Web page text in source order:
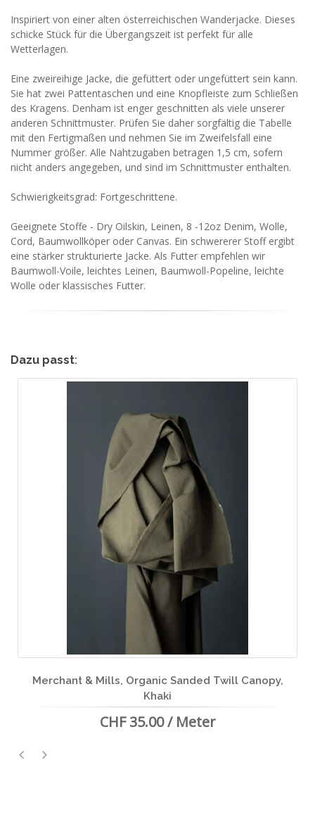
Inspiriert von einer alten österreichischen Wanderjacke. Dieses
schicke Stück für die Übergangszeit ist perfekt für alle
Wetterlagen.
Eine zweireihige Jacke, die gefüttert oder ungefüttert sein kann.
Sie hat zwei Pattentaschen und eine Knopfleiste zum Schließen
des Kragens. Denham ist enger geschnitten als viele unserer
anderen Schnittmuster. Prüfen Sie daher sorgfältig die Tabelle
mit den Fertigmaßen und nehmen Sie im Zweifelsfall eine
Nummer größer. Alle Nahtzugaben betragen 1,5 cm, sofern
nicht anders angegeben, und sind im Schnittmuster enthalten.
Schwierigkeitsgrad: Fortgeschrittene.
Geeignete Stoffe - Dry Oilskin, Leinen, 8 -12oz Denim, Wolle,
Cord, Baumwollköper oder Canvas. Ein schwererer Stoff ergibt
eine stärker strukturierte Jacke. Als Futter empfehlen wir
Baumwoll-Voile, leichtes Leinen, Baumwoll-Popeline, leichte
Wolle oder klassisches Futter.
Dazu passt:
Sanded Twill Canopy,
Dry